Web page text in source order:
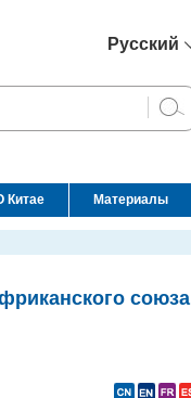
Русский
English
Español
عربي
Китае Материалы
союза